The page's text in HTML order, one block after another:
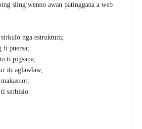
sling wenno awan patinggana a web
nga estruktura;
ti puersa;
ti pigsana;
iti aglawlaw;
serbisio.